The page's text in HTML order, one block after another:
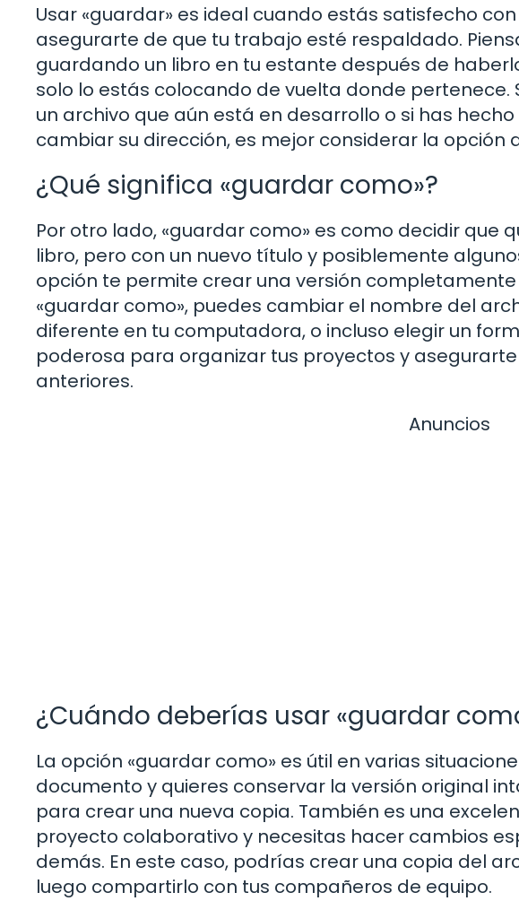
Usar «guardar» es ideal cuando estás satisfecho
asegurarte de que tu trabajo esté respaldado.
guardando un libro en tu estante después de
solo lo estás colocando de vuelta donde
un archivo que aún está en desarrollo o si has
cambiar su dirección, es mejor considerar la opción
¿Qué significa «guardar como»?
Por otro lado, «guardar como» es como decidir que
libro, pero con un nuevo título y posiblemente
opción te permite crear una versión
«guardar como», puedes cambiar el nombre del
diferente en tu computadora, o incluso elegir un
poderosa para organizar tus proyectos y
anteriores.
Anuncios
¿Cuándo deberías usar «guardar
La opción «guardar como» es útil en varias
documento y quieres conservar la versión original
para crear una nueva copia. También es una
proyecto colaborativo y necesitas hacer cambios
demás. En este caso, podrías crear una copia del
luego compartirlo con tus compañeros de equipo.